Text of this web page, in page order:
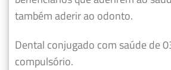
também aderir ao odonto.
Dental conjugado com saúde de
compulsório.